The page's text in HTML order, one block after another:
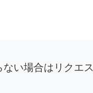
い場合はリクエス